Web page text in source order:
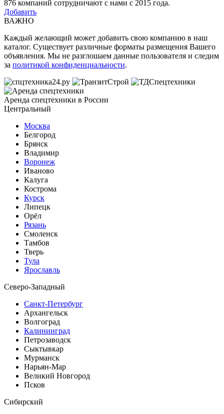
876 компаний сотрудничают с нами с 2015 года.
Добавить
ВАЖНО
Каждый желающий может добавить свою компанию в наш
каталог. Существует различные форматы размещения Вашего
объявления. Мы не разглошаем данные пользователя и следим
за политикой конфиденциальности.
Аренда спецтехники в России
Центральный
Москва
Белгород
Брянск
Владимир
Воронеж
Иваново
Калуга
Кострома
Курск
Липецк
Орёл
Рязань
Смоленск
Тамбов
Тверь
Тула
Ярославль
Северо-Западный
Санкт-Петербург
Архангельск
Волгоград
Калининград
Петрозаводск
Сыктывкар
Мурманск
Нарьян-Мар
Великий Новгород
Псков
Сибирский